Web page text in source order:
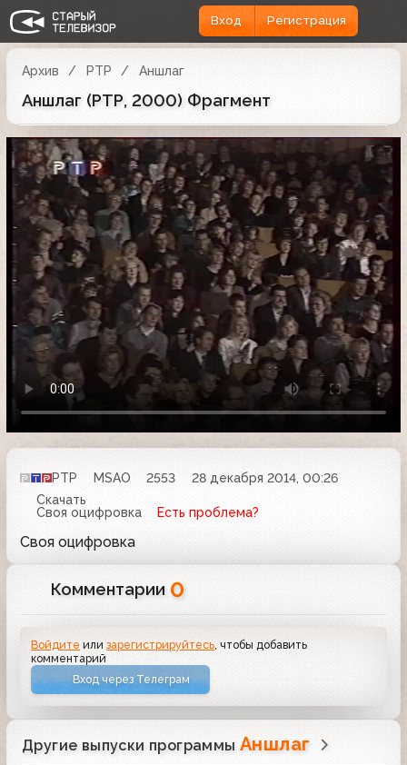
Вход Регистрация
Архив РТР Аншлаг
Аншлаг (РТР, 2000) Фрагмент
РТР MSAO 2553
28 декабря 2014, 00:26
Скачать
Своя оцифровка
Есть проблема?
Своя оцифровка
Комментарии 0
Войдите илизарегистрируйтесь, чтобы добавить
комментарий
Вход через Телеграм
Другие выпуски программы Аншлаг